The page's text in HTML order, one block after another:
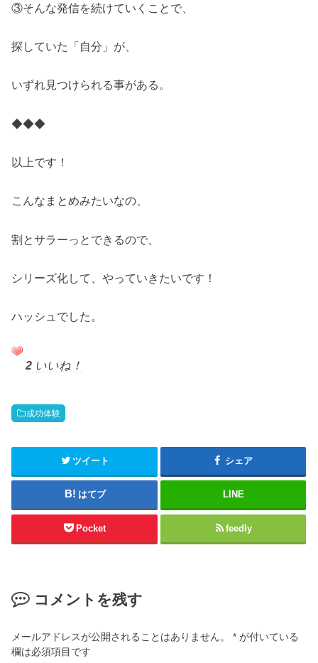
③そんな発信を続けていくことで、
探していた「自分」が、
いずれ見つけられる事がある。
◆◆◆
以上です！
こんなまとめみたいなの、
割とサラーっとできるので、
シリーズ化して、やっていきたいです！
ハッシュでした。
2 いいね！
成功体験
ツイート シェア
はてブ LINE
Pocket feedly
コメントを残す
メールアドレスが公開されることはありません。 * が付いている
欄は必須項目です